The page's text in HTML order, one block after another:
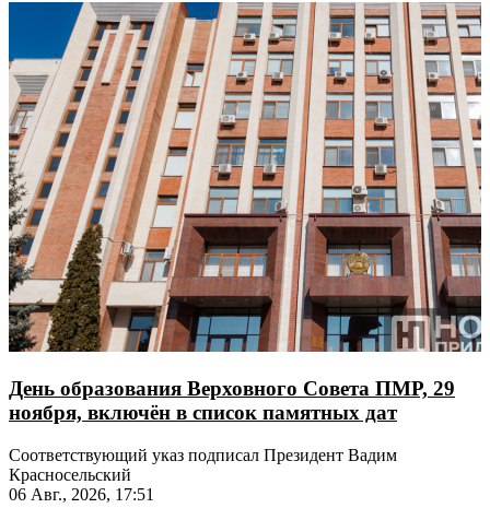
День образования Верховного Совета ПМР, 29
ноября, включён в список памятных дат
Соответствующий указ подписал Президент Вадим
Красносельский
06 Авг., 2026, 17:51